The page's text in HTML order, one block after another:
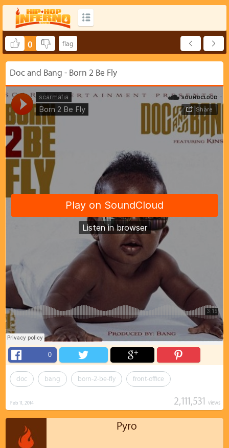
0
Doc and Bang - Born 2 Be Fly
0
doc bang born-2-be-fly front-office
2,111,531 views
Feb 11, 2014
Pyro